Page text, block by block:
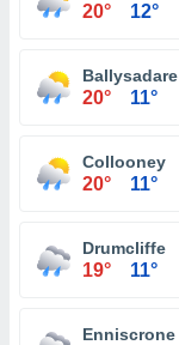
20° 12°
Ballysadare
20° 11°
Collooney
20° 11°
Drumcliffe
19° 11°
Enniscrone